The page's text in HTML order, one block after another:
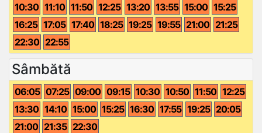
10:30 11:10 11:50 12:25 13:20 13:55 15:00 15:25
16:25 17:05 17:40 18:25 19:25 19:55 21:00 21:25
22:30 22:55
Sâmbătă
06:05 07:25 09:00 09:15 10:30 10:50 11:50 12:25
13:30 14:10 15:00 15:25 16:30 17:55 19:25 20:05
21:00 21:35 22:30